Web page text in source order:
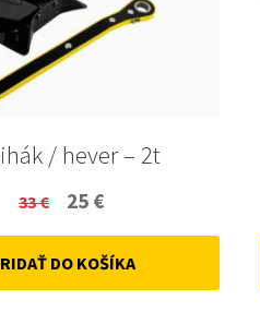
/ hever – 2t
33€
Original
price
was:
25 €Current
price
is:
DO KOŠÍKA